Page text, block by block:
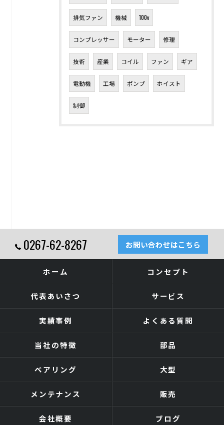
排気ファン 機械 100v
コンプレッサー モーター 修理
技術 産業 コイル ファン ギア
電動機 工場 ポンプ ホイスト
制御
0267-62-8267 お問い合わせはこちら
ホーム コンセプト
代表あいさつ サービス
実績事例 よくある質問
当社の特徴 部品
ベアリング 大型
メンテナンス 販売
会社概要 ブログ